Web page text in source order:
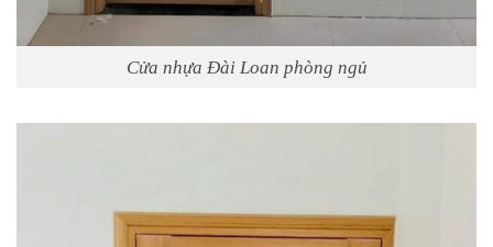
Cửa nhựa Đài Loan phòng ngủ